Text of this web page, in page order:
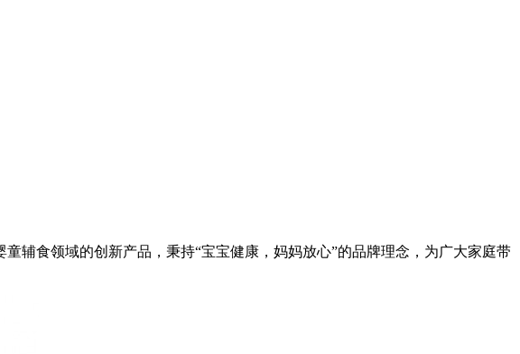
辅食领域的创新产品，秉持“宝宝健康，妈妈放心”的品牌理念，为广大家庭带